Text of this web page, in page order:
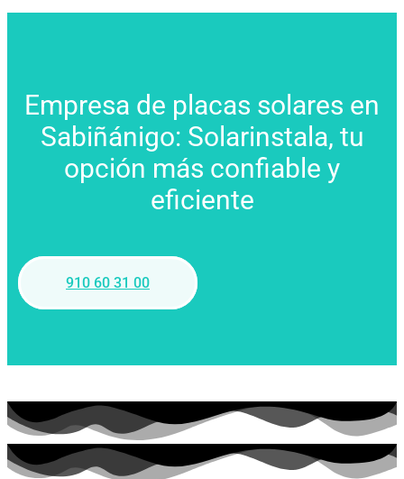
Empresa de placas solares en
Sabiñánigo: Solarinstala, tu
opción más confiable y
eficiente
910 60 31 00